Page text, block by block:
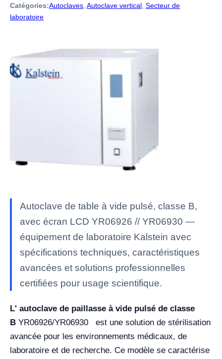
Catégories:Autoclaves Autoclave vertical Secteur de
laboratoire
Autoclave de table à vide pulsé, classe B,
avec écran LCD YR06926 // YR06930 —
équipement de laboratoire Kalstein avec
spécifications techniques, caractéristiques
avancées et solutions professionnelles
certifiées pour usage scientifique.
L' autoclave de paillasse à vide pulsé de classe
B YR06926/YR06930
est une solution de stérilisation
avancée pour les environnements médicaux, de
laboratoire et de recherche. Ce modèle se caractérise